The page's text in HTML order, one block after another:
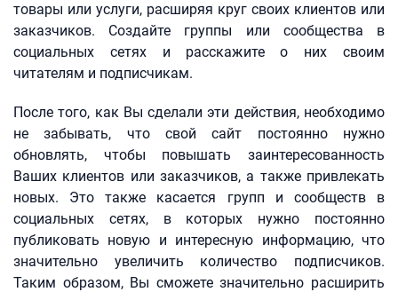
товары или услуги, расширяя круг своих клиентов или
заказчиков. Создайте группы или сообщества в
социальных сетях и расскажите о них своим
читателям и подписчикам.
После того, как Вы сделали эти действия, необходимо
не забывать, что свой сайт постоянно нужно
обновлять, чтобы повышать заинтересованность
Ваших клиентов или заказчиков, а также привлекать
новых. Это также касается групп и сообществ в
социальных сетях, в которых нужно постоянно
публиковать новую и интересную информацию, что
значительно увеличить количество подписчиков.
Таким образом, Вы сможете значительно расширить